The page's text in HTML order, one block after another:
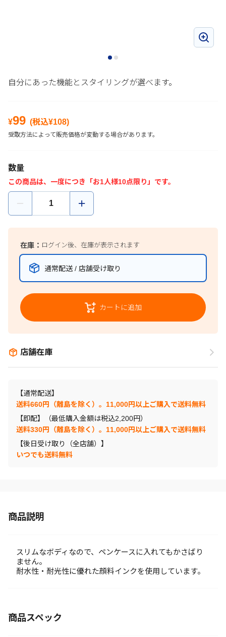
自分にあった機能とスタイリングが選べます。
¥99 (税込¥108)
受取方法によって販売価格が変動する場合があります。
数量
この商品は、一度につき「お1人様10点限り」です。
在庫： ログイン後、在庫が表示されます
通常配送 / 店舗受け取り
カートに追加
店舗在庫
【通常配送】
送料660円（離島を除く）。11,000円以上ご購入で送料無料
【即配】（最低購入金額は税込2,200円）
送料330円（離島を除く）。11,000円以上ご購入で送料無料
【後日受け取り（全店舗）】
いつでも送料無料
商品説明
スリムなボディなので、ペンケースに入れてもかさばり
ません。
耐水性・耐光性に優れた顔料インクを使用しています。
商品スペック